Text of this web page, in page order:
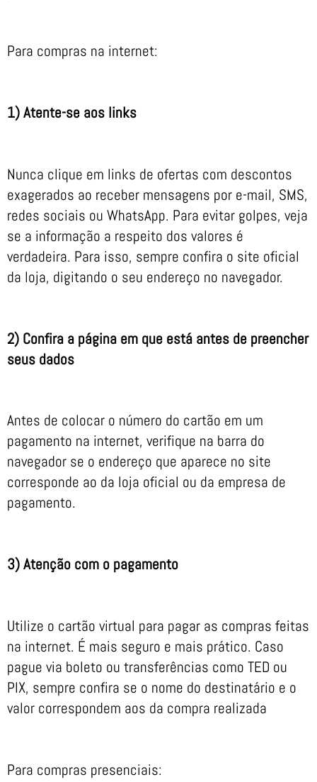
Para compras na internet:
1) Atente-se aos links
Nunca clique em links de ofertas com descontos
exagerados ao receber mensagens por e-mail, SMS,
redes sociais ou WhatsApp. Para evitar golpes, veja
se a informação a respeito dos valores é
verdadeira. Para isso, sempre confira o site oficial
da loja, digitando o seu endereço no navegador.
2) Confira a página em que está antes de preencher
seus dados
Antes de colocar o número do cartão em um
pagamento na internet, verifique na barra do
navegador se o endereço que aparece no site
corresponde ao da loja oficial ou da empresa de
pagamento.
3) Atenção com o pagamento
Utilize o cartão virtual para pagar as compras feitas
na internet. É mais seguro e mais prático. Caso
pague via boleto ou transferências como TED ou
PIX, sempre confira se o nome do destinatário e o
valor correspondem aos da compra realizada
Para compras presenciais: